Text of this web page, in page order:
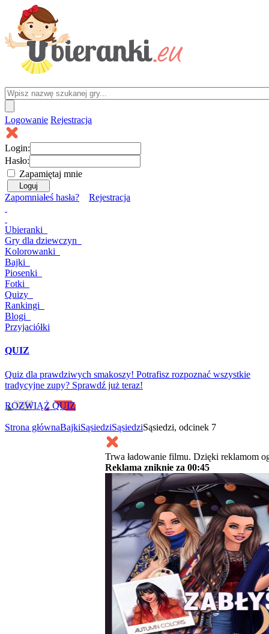
Logowanie Rejestracja
Login:
Hasło:
Zapamiętaj mnie
Zapomniałeś hasła? Rejestracja
Ubieranki
Gry dla dziewczyn
Kolorowanki
Bajki
Piosenki
Fotki
Quizy
Rankingi
Blogi
Przyjaciółki
QUIZ
Quiz dla prawdziwych smakoszy! Potrafisz rozpoznać wszystkie
tradycyjne zupy? Sprawdź już teraz!
ROZWIĄŻ QUIZ
Strona głównaBajkiSąsiedziSąsiedziSąsiedzi, odcinek 7
Trwa ładowanie filmu. Dzięki reklamom
Reklama zniknie za 00:45